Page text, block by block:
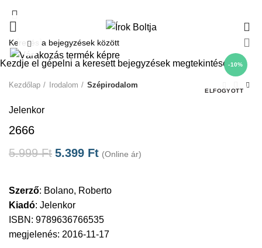
-10%
ELFOGYOTT
Click to enlarge
Kezdőlap Irodalom Szépirodalom
Jelenkor
2666
5.999Ft 5.399 Ft (Online ár)
Szerző: Bolano, Roberto
Kiadó: Jelenkor
ISBN: 9789636766535
megjelenés: 2016-11-17
Kezdje el gépelni a keresett bejegyzések megtekintéséhez.